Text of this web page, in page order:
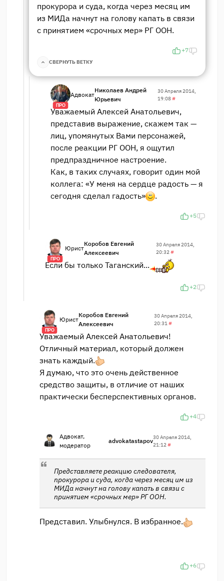
прокурора и суда, когда через месяц им
из МИДа начнут на голову капать в связи
с принятием «срочных мер» РГ ООН.
+7
СВЕРНУТЬ ВЕТКУ
ПРО
Адвокат
Николаев Андрей
Юрьевич
30 Апреля 2014,
19:08#
Уважаемый Алексей Анатольевич,
представив выражение, скажем так —
лиц, упомянутых Вами персонажей,
после реакции РГ ООН, я ощутил
предпраздничное настроение.
Как, в таких случаях, говорит один мой
коллега: «У меня на сердце радость — я
сегодня сделал гадость»
.
+5
ПРО
Юрист
Коробов Евгений
Алексеевич
30 Апреля 2014,
20:32#
Если бы только Таганский...
+2
ПРО
Юрист
Коробов Евгений
Алексеевич
30 Апреля 2014,
20:31#
Уважаемый Алексей Анатольевич!
Отличный материал, который должен
знать каждый.
Я думаю, что это очень действенное
средство защиты, в отличие от наших
практически бесперспективных органов.
+4
Адвокат,
модератор
advokatastapov30 Апреля 2014,
21:12#
Представляете реакцию следователя,
прокурора и суда, когда через месяц им из
МИДа начнут на голову капать в связи с
принятием «срочных мер» РГ ООН.
Представил. Улыбнулся. В избранное.
+6